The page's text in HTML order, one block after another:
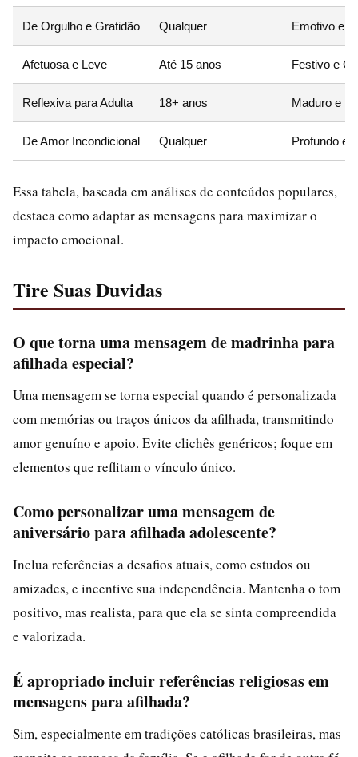
De Orgulho e Gratidão Qualquer Emotivo e
Afetuosa e Leve Até 15 anos Festivo e
Reflexiva para Adulta 18+ anos Maduro e
De Amor Incondicional Qualquer Profundo e
Essa tabela, baseada em análises de conteúdos populares,
destaca como adaptar as mensagens para maximizar o
impacto emocional.
Tire Suas Duvidas
O que torna uma mensagem de madrinha para
afilhada especial?
Uma mensagem se torna especial quando é personalizada
com memórias ou traços únicos da afilhada, transmitindo
amor genuíno e apoio. Evite clichês genéricos; foque em
elementos que reflitam o vínculo único.
Como personalizar uma mensagem de
aniversário para afilhada adolescente?
Inclua referências a desafios atuais, como estudos ou
amizades, e incentive sua independência. Mantenha o tom
positivo, mas realista, para que ela se sinta compreendida
e valorizada.
É apropriado incluir referências religiosas em
mensagens para afilhada?
Sim, especialmente em tradições católicas brasileiras, mas